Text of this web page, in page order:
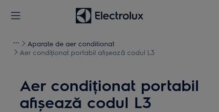
Aparate de aer conditionat
Aer condiționat portabil afișează codul L3
Aer condiționat portabil
afișează codul L3